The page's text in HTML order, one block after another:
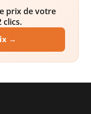
prix de votre
clics.
→